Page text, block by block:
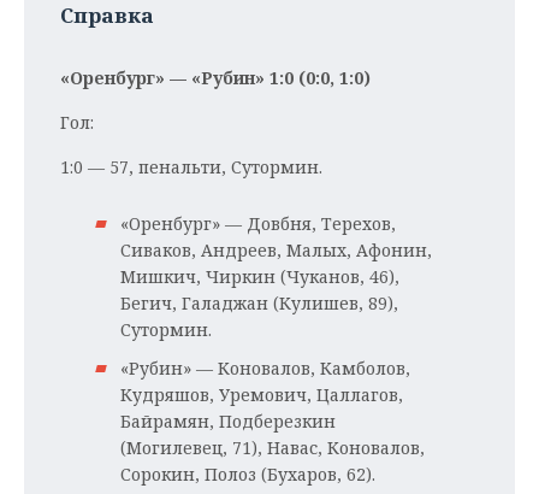
Справка
«Оренбург» — «Рубин» 1:0 (0:0, 1:0)
Гол:
1:0 — 57, пенальти, Сутормин.
«Оренбург» — Довбня, Терехов,
Сиваков, Андреев, Малых, Афонин,
Мишкич, Чиркин (Чуканов, 46),
Бегич, Галаджан (Кулишев, 89),
Сутормин.
«Рубин» — Коновалов, Камболов,
Кудряшов, Уремович, Цаллагов,
Байрамян, Подберезкин
(Могилевец, 71), Навас, Коновалов,
Сорокин, Полоз (Бухаров, 62).